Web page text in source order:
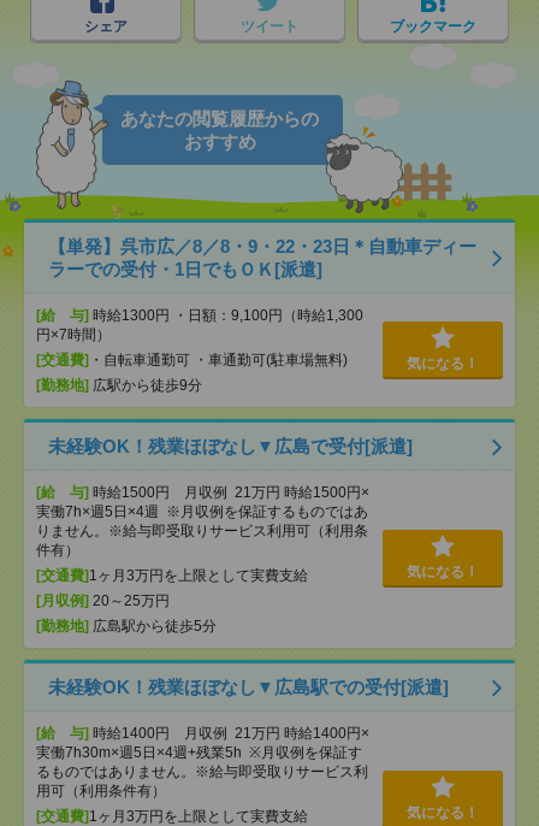
シェア ツイート ブックマーク
あなたの閲覧履歴からの
おすすめ
【単発】呉市広／8／8・9・22・23日＊自動車ディー
ラーでの受付・1日でもＯＫ[派遣]
[給 与] 時給1300円 ・日額：9,100円（時給1,300
円×7時間）
[交通費] ・自転車通勤可 ・車通勤可(駐車場無料)
[勤務地] 広駅から徒歩9分
気になる！
未経験OK！残業ほぼなし▼広島で受付[派遣]
[給 与] 時給1500円 月収例 21万円 時給1500円×
実働7h×週5日×4週 ※月収例を保証するものではあ
りません。※給与即受取りサービス利用可（利用条
件有）
[交通費] 1ヶ月3万円を上限として実費支給
[月収例] 20～25万円
[勤務地] 広島駅から徒歩5分
気になる！
未経験OK！残業ほぼなし▼広島駅での受付[派遣]
[給 与] 時給1400円 月収例 21万円 時給1400円×
実働7h30m×週5日×4週+残業5h ※月収例を保証す
るものではありません。※給与即受取りサービス利
用可（利用条件有）
[交通費] 1ヶ月3万円を上限として実費支給 気になる！